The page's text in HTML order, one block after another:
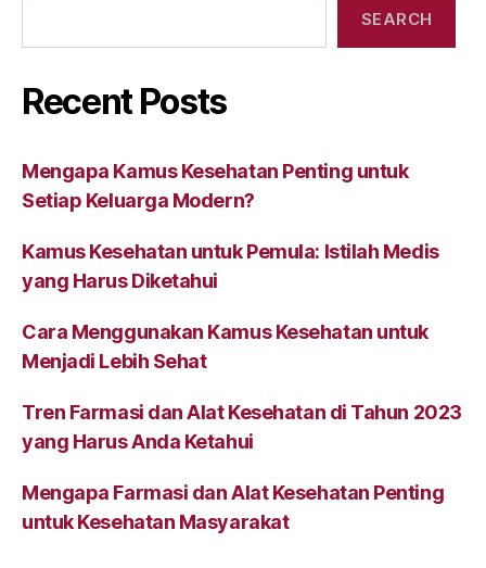
SEARCH
Recent Posts
Mengapa Kamus Kesehatan Penting untuk
Setiap Keluarga Modern?
Kamus Kesehatan untuk Pemula: Istilah Medis
yang Harus Diketahui
Cara Menggunakan Kamus Kesehatan untuk
Menjadi Lebih Sehat
Tren Farmasi dan Alat Kesehatan di Tahun 2023
yang Harus Anda Ketahui
Mengapa Farmasi dan Alat Kesehatan Penting
untuk Kesehatan Masyarakat